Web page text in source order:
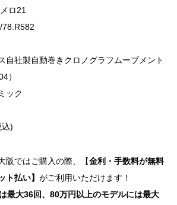
ロ21
自社製自動巻きクロノグラフムーブメント
）
ック
)
阪ではご購入の際、【金利・手数料が無料
ト払い】 がご利用いただけます！
最大36回、80万円以上のモデルには最大